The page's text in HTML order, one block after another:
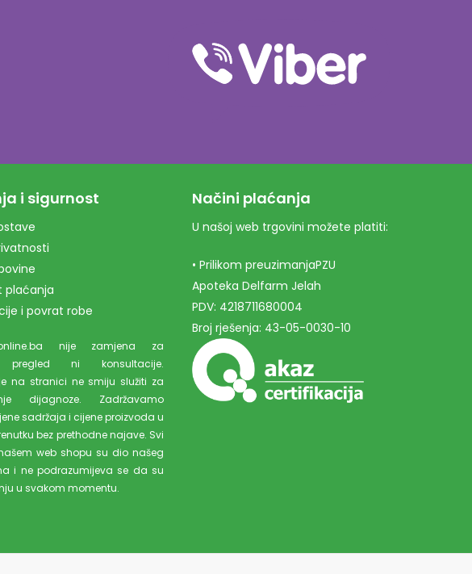
i sigurnost
plaćanja
i povrat robe
online.ba nije zamjena za
pregled ni konsultacije.
na stranici ne smiju služiti za
dijagnoze. Zadržavamo
sadržaja i cijene proizvoda u
bez prethodne najave. Svi
web shopu su dio našeg
i ne podrazumijeva se da su
u svakom momentu.
Načini plaćanja
U našoj web trgovini možete platiti:
• Prilikom preuzimanjaPZU
Apoteka Delfarm Jelah
PDV: 4218711680004
Broj rješenja: 43-05-0030-10